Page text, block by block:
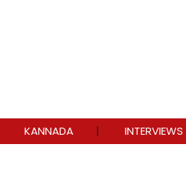
KANNADA INTERVIEWS